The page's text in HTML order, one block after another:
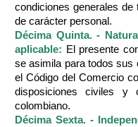
condiciones generales
de carácter personal.
Décima Quinta. -
aplicable: El presente
se asimila para todos sus
el Código del Comercio
disposiciones civiles y
colombiano.
Décima Sexta. -